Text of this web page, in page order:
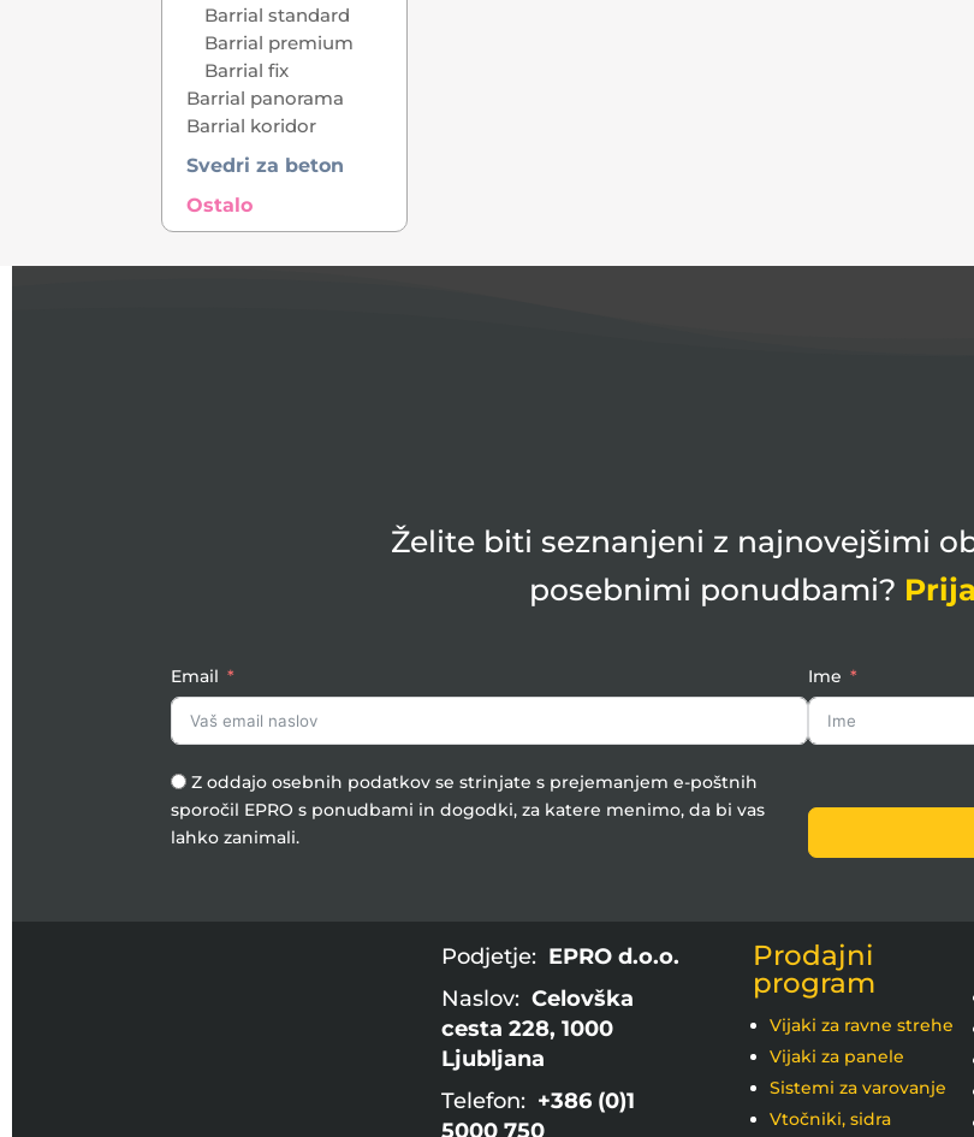
Barrial standard
Barrial premium
Barrial fix
Barrial panorama
Barrial koridor
Svedri za beton
Ostalo
Želite biti seznanjeni z najnovejšimi
posebnimi ponudbami?
Email Ime
Z oddajo osebnih podatkov se strinjate s prejemanjem e-poštnih
sporočil EPRO s ponudbami in dogodki, za katere menimo, da bi vas
lahko zanimali.
Podjetje: EPRO d.o.o.
Naslov:Celovška
cesta 228, 1000
Ljubljana
Telefon: +386 (0)1
5000 750
Prodajni
program
Vijaki za ravne strehe
Vijaki za panele
Sistemi za varovanje
Vtočniki, sidra